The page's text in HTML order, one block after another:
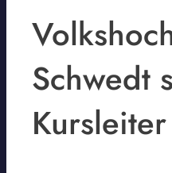
Schwedt
Kursleiter